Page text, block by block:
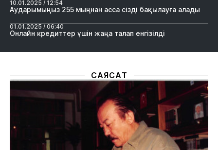
10.01.2025 / 12:54
Аударымыңыз 255 мыңнан асса сізді бақылауға алады
01.01.2025 / 06:40
Онлайн кредиттер үшін жаңа талап енгізілді
САЯСАТ